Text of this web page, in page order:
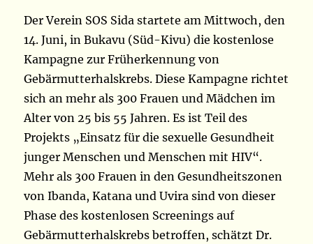
Der Verein SOS Sida startete am Mittwoch, den
14. Juni, in Bukavu (Süd-Kivu) die kostenlose
Kampagne zur Früherkennung von
Gebärmutterhalskrebs. Diese Kampagne richtet
sich an mehr als 300 Frauen und Mädchen im
Alter von 25 bis 55 Jahren. Es ist Teil des
Projekts „Einsatz für die sexuelle Gesundheit
junger Menschen und Menschen mit HIV“.
Mehr als 300 Frauen in den Gesundheitszonen
von Ibanda, Katana und Uvira sind von dieser
Phase des kostenlosen Screenings auf
Gebärmutterhalskrebs betroffen, schätzt Dr.